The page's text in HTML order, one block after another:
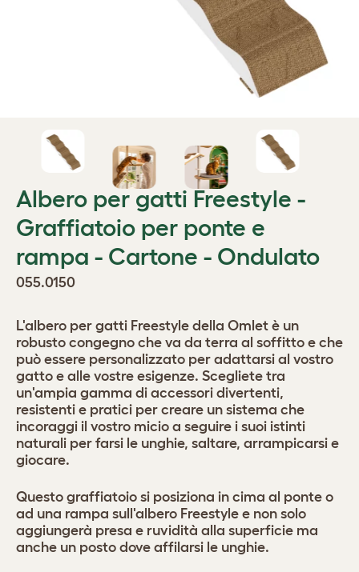
Albero per gatti Freestyle -
Graffiatoio per ponte e
rampa - Cartone - Ondulato
055.0150
L'albero per gatti Freestyle della Omlet è un
robusto congegno che va da terra al soffitto e che
può essere personalizzato per adattarsi al vostro
gatto e alle vostre esigenze. Scegliete tra
un'ampia gamma di accessori divertenti,
resistenti e pratici per creare un sistema che
incoraggi il vostro micio a seguire i suoi istinti
naturali per farsi le unghie, saltare, arrampicarsi e
giocare.
Questo graffiatoio si posiziona in cima al ponte o
ad una rampa sull'albero Freestyle e non solo
aggiungerà presa e ruvidità alla superficie ma
anche un posto dove affilarsi le unghie.